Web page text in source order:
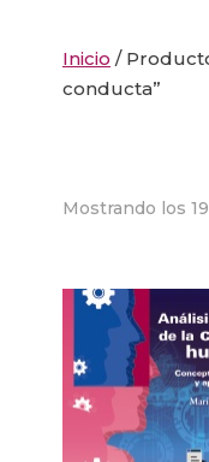
Inicio /
conducta”
Mostrando los